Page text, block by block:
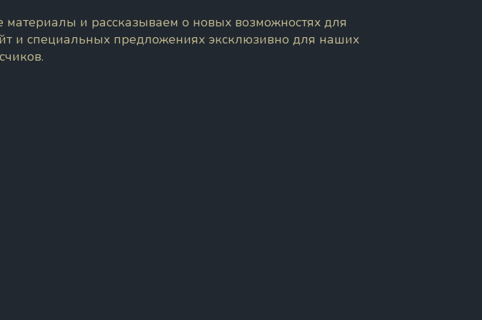
и рассказываем о новых возможностях для
и специальных предложениях эксклюзивно для наших